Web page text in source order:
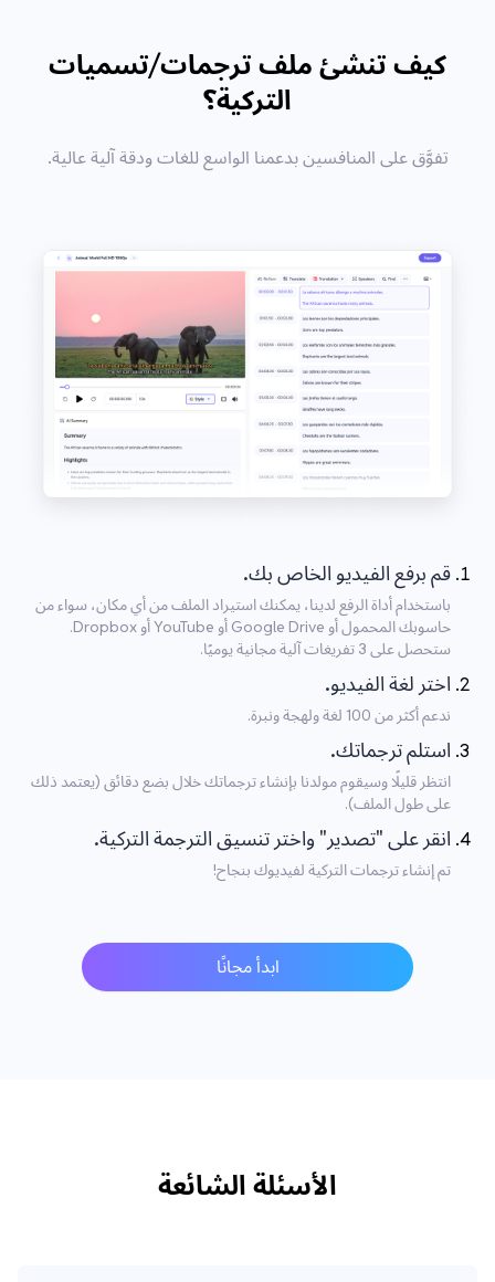
كيف تنشئ ملف ترجمات/تسميات
التركية؟
تفوَّق على المنافسين بدعمنا الواسع للغات ودقة آلية عالية.
قم برفع الفيديو الخاص بك.
باستخدام أداة الرفع لدينا، يمكنك استيراد الملف من أي مكان، سواء من
حاسوبك المحمول أو Google Drive أو YouTube أو Dropbox.
ستحصل على 3 تفريغات آلية مجانية يوميًا.
اختر لغة الفيديو.
ندعم أكثر من 100 لغة ولهجة ونبرة.
استلم ترجماتك.
انتظر قليلًا وسيقوم مولدنا بإنشاء ترجماتك خلال بضع دقائق (يعتمد ذلك
على طول الملف).
انقر على "تصدير" واختر تنسيق الترجمة التركية.
تم إنشاء ترجمات التركية لفيديوك بنجاح!
ابدأ مجانًا
الأسئلة الشائعة